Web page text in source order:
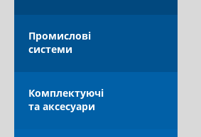
ОПЛАТА ТА ДОСТАВКА
Промислові
системи
Комплектуючі
та аксесуари